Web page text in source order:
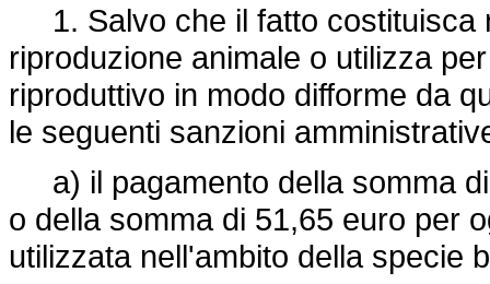
1. Salvo che il fatto costituisca
riproduzione animale o utilizza
riproduttivo in modo difforme da
le seguenti sanzioni
a) il pagamento della somma
o della somma di 51,65 euro per
utilizzata nell'ambito della specie